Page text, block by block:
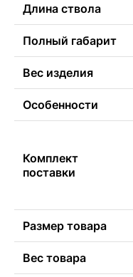
Длина ствола
Полный габарит
Вес изделия
Особенности
Комплект
поставки
Размер товара
Вес товара